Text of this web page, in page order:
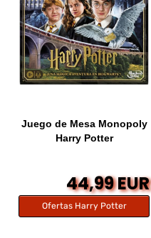
Juego de Mesa Monopoly
Harry Potter
44,99 EUR
Ofertas Harry Potter